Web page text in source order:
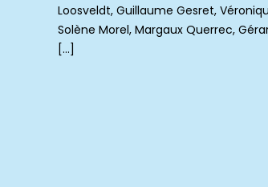
Loosveldt, Guillaume Gesret,
Solène Morel, Margaux Querrec,
[…]